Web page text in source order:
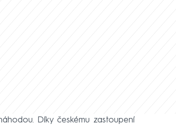
Díky českému zastoupení